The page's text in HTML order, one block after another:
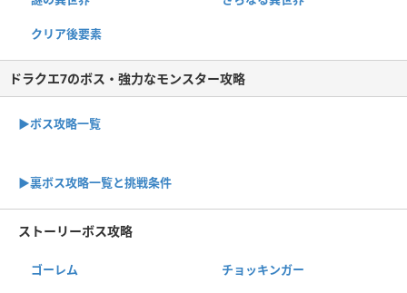
クリア後要素
ドラクエ7のボス・強力なモンスター攻略
▶ボス攻略一覧
▶裏ボス攻略一覧と挑戦条件
ストーリーボス攻略
ゴーレム チョッキンガー